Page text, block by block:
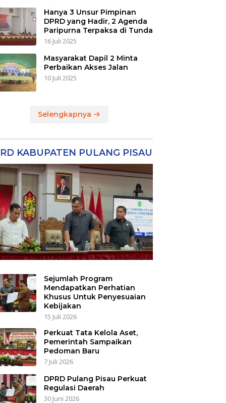
Hanya 3 Unsur Pimpinan
DPRD yang Hadir, 2 Agenda
Paripurna Terpaksa di Tunda
16 Juli 2025
Masyarakat Dapil 2 Minta
Perbaikan Akses Jalan
10 Juli 2025
Selengkapnya
KABUPATEN PULANG PISAU
Sejumlah Program
Mendapatkan Perhatian
Khusus Untuk Penyesuaian
Kebijakan
15 Juli 2026
Perkuat Tata Kelola Aset,
Pemerintah Sampaikan
Pedoman Baru
7 Juli 2026
DPRD Pulang Pisau Perkuat
Regulasi Daerah
30 Juni 2026